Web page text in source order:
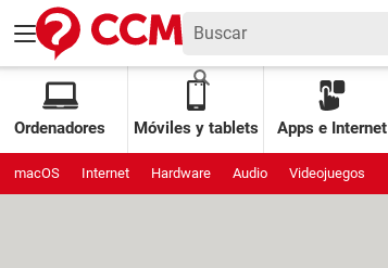
Ordenadores Móviles y tablets Apps e Internet
macOS Internet Hardware Audio Videojuegos